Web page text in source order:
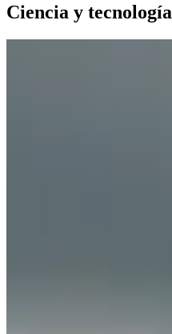
Ciencia y tecnología